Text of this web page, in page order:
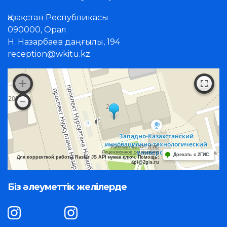
Қазақстан Республикасы
090000, Орал
Н. Назарбаев даңғылы, 194
reception@wkitu.kz
Работает на API 2ГИС
Лицензионное соглашение
Для корректной работы Raster JS API нужен ключ. Помощь:
api@2gis.ru
Доехать с 2ГИС
Біз әлеуметтік желілерде